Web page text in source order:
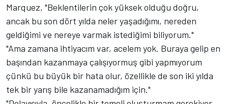
Marquez, "Beklentilerin çok yüksek olduğu doğru,
ancak bu son dört yılda neler yaşadığımı, nereden
geldiğimi ve nereye varmak istediğimi biliyorum."
"Ama zamana ihtiyacım var, acelem yok. Buraya gelip en
başından kazanmaya çalışıyormuş gibi yapmıyorum
çünkü bu büyük bir hata olur, özellikle de son iki yılda
tek bir yarış bile kazanamadığım için."